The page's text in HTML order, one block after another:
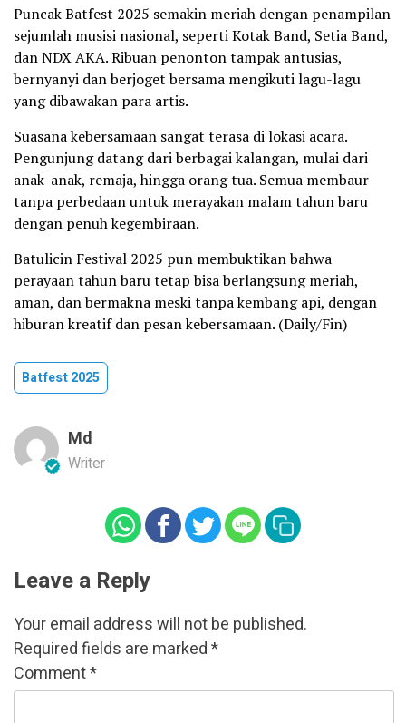
Puncak Batfest 2025 semakin meriah dengan penampilan
sejumlah musisi nasional, seperti Kotak Band, Setia Band,
dan NDX AKA. Ribuan penonton tampak antusias,
bernyanyi dan berjoget bersama mengikuti lagu-lagu
yang dibawakan para artis.
Suasana kebersamaan sangat terasa di lokasi acara.
Pengunjung datang dari berbagai kalangan, mulai dari
anak-anak, remaja, hingga orang tua. Semua membaur
tanpa perbedaan untuk merayakan malam tahun baru
dengan penuh kegembiraan.
Batulicin Festival 2025 pun membuktikan bahwa
perayaan tahun baru tetap bisa berlangsung meriah,
aman, dan bermakna meski tanpa kembang api, dengan
hiburan kreatif dan pesan kebersamaan. (Daily/Fin)
Batfest 2025
Md
Writer
Leave a Reply
Your email address will not be published.
Required fields are marked*
Comment*